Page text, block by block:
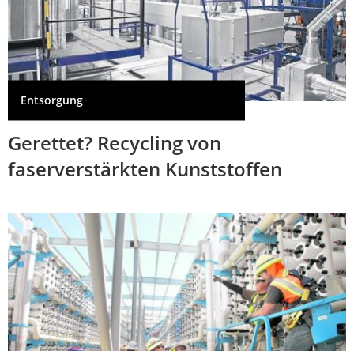
Entsorgung
Gerettet? Recycling von
faserverstärkten Kunststoffen